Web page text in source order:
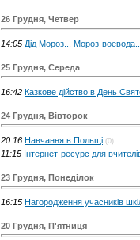
26 Грудня, Четвер
14:05 Дід Мороз... Мороз-
25 Грудня, Середа
16:42 Казкове дійство в День
24 Грудня, Вівторок
20:16 Навчання в Польщі (0)
11:15 Інтернет-ресурс для
23 Грудня, Понеділок
16:15 Нагородження учасників
20 Грудня, П'ятниця